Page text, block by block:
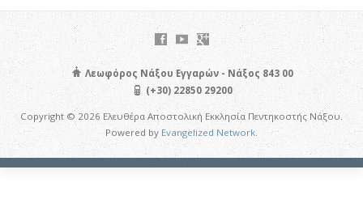
Λεωφόρος Νάξου Εγγαρών - Νάξος 843 00
(+30) 22850 29200
Copyright © 2026 Ελευθέρα Αποστολική Εκκλησία Πεντηκοστής Νάξου.
Powered byEvangelized Network.